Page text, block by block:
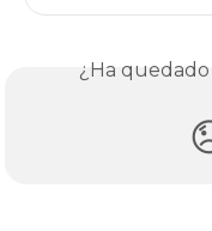
¿Ha